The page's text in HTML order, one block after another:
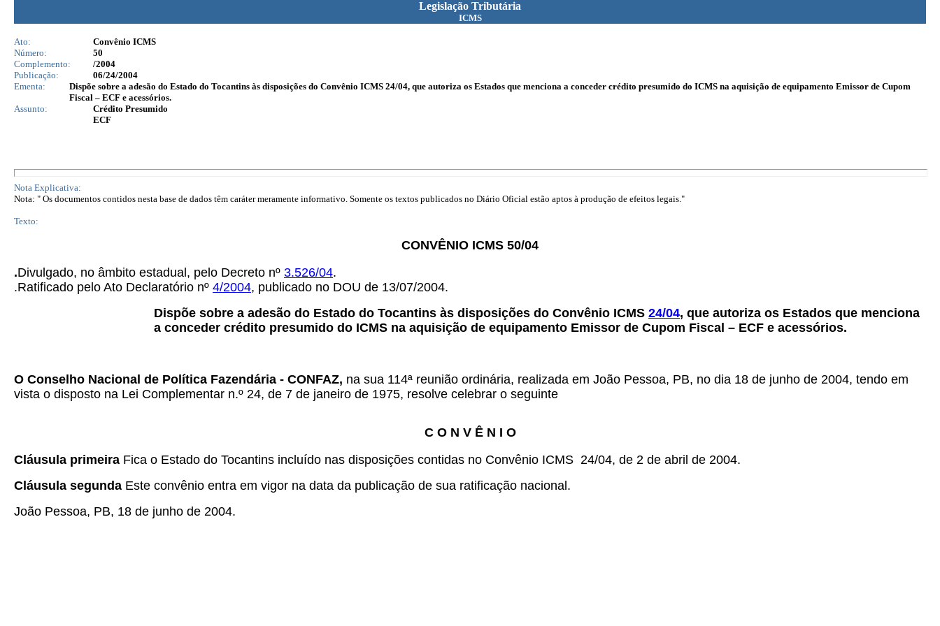
Legislação Tributária
ICMS
Ato:
Convênio ICMS
Número:
50
Complemento:
/2004
Publicação:
06/24/2004
Ementa:
Dispõe sobre a adesão do Estado do Tocantins às disposições do Convênio ICMS 24/04, que autoriza os Estados que menciona a conceder crédito presumido do ICMS na aquisição de equipamento Emissor de Cupom
Fiscal – ECF e acessórios.
Assunto:
Crédito Presumido
ECF
Nota Explicativa:
Nota: " Os documentos contidos nesta base de dados têm caráter meramente informativo. Somente os textos publicados no Diário Oficial estão aptos à produção de efeitos legais."
Texto:
CONVÊNIO ICMS 50/04
.Divulgado, no âmbito estadual, pelo Decreto nº 3.526/04.
.Ratificado pelo Ato Declaratório nº 4/2004, publicado no DOU de 13/07/2004.
Dispõe sobre a adesão do Estado do Tocantins às disposições do Convênio ICMS 24/04, que autoriza os Estados que menciona
a conceder crédito presumido do ICMS na aquisição de equipamento Emissor de Cupom Fiscal – ECF e acessórios.
O Conselho Nacional de Política Fazendária - CONFAZ, na sua 114ª reunião ordinária, realizada em João Pessoa, PB, no dia 18 de junho de 2004, tendo em
vista o disposto na Lei Complementar n.º 24, de 7 de janeiro de 1975, resolve celebrar o seguinte
C O N V Ê N I O
Cláusula primeira Fica o Estado do Tocantins incluído nas disposições contidas no Convênio ICMS 24/04, de 2 de abril de 2004.
Cláusula segunda Este convênio entra em vigor na data da publicação de sua ratificação nacional.
João Pessoa, PB, 18 de junho de 2004.